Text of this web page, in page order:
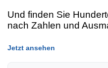
Und finden Sie
nach Zahlen und
Jetzt ansehen